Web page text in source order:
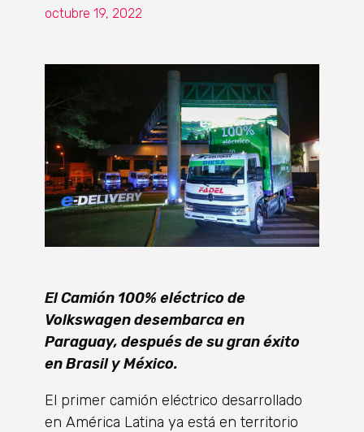
octubre 19, 2022
El Camión 100% eléctrico de
Volkswagen desembarca en
Paraguay, después de su gran éxito
en Brasil y México.
El primer camión eléctrico desarrollado
en América Latina ya está en territorio